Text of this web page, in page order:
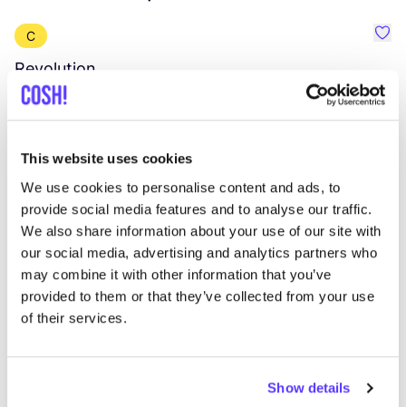
This website uses cookies
We use cookies to personalise content and ads, to
provide social media features and to analyse our traffic.
We also share information about your use of our site with
our social media, advertising and analytics partners who
may combine it with other information that you’ve
provided to them or that they’ve collected from your use
of their services.
Show details
C
Revolution
Vêtements